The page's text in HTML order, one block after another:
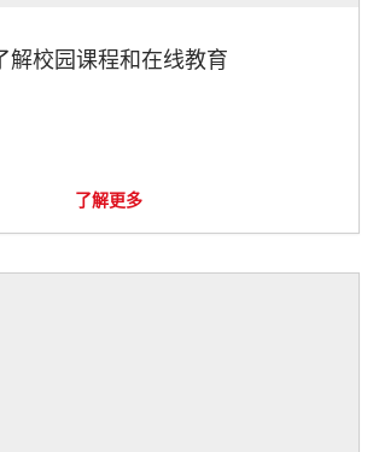
解校园课程和在线教育
了解更多